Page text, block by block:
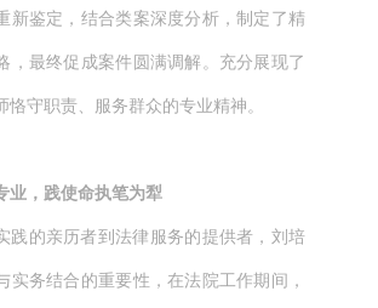
新鉴定，结合类案深度分析，制定了精
，最终促成案件圆满调解。充分展现了
恪守职责、服务群众的专业精神。
业，践使命执笔为犁
践的亲历者到法律服务的提供者，刘培
实务结合的重要性，在法院工作期间，